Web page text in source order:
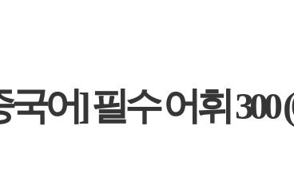
어] 필수 어휘 300